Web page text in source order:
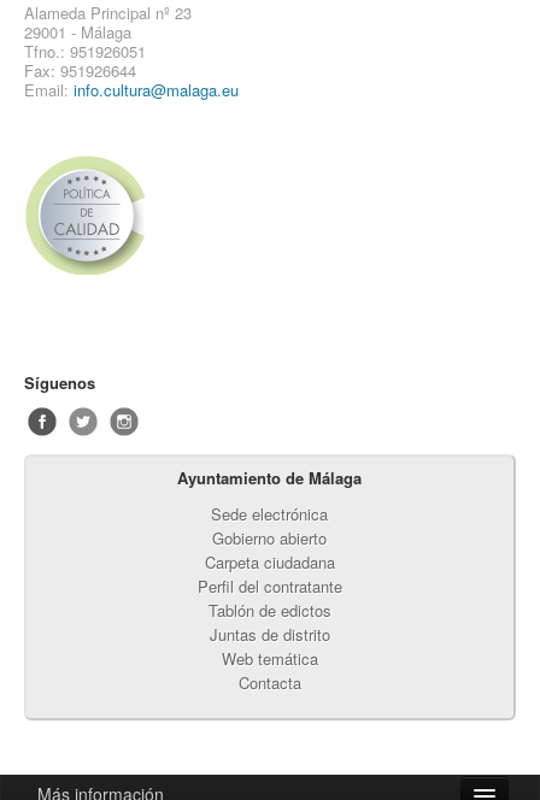
Alameda Principal nº 23
29001 - Málaga
Tfno.: 951926051
Fax: 951926644
Email: info.cultura@malaga.eu
Síguenos
Ayuntamiento de Málaga
Sede electrónica
Gobierno abierto
Carpeta ciudadana
Perfil del contratante
Tablón de edictos
Juntas de distrito
Web temática
Contacta
Más información